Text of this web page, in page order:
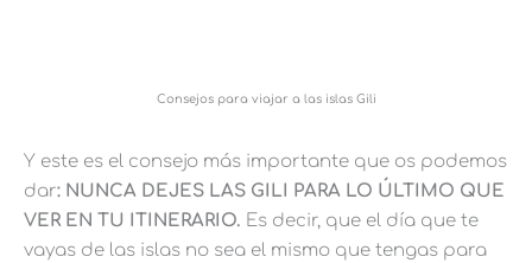
Consejos para viajar a las islas Gili
Y este es el consejo más importante que os podemos
dar: NUNCA DEJES LAS GILI PARA LO ÚLTIMO QUE
VER EN TU ITINERARIO. Es decir, que el día que te
vayas de las islas no sea el mismo que tengas para